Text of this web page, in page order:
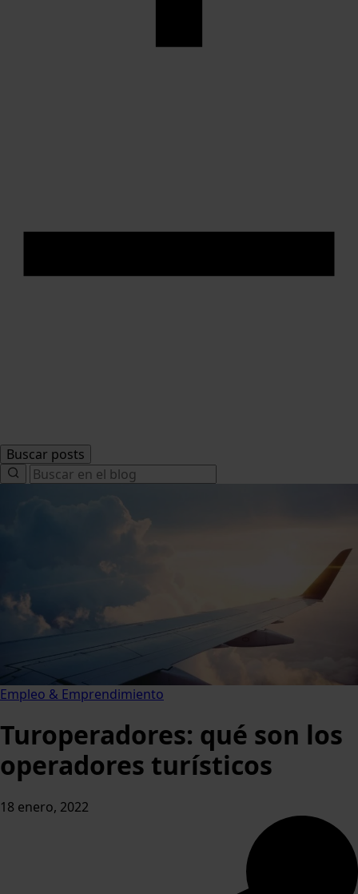
Buscar posts
Search
for:
Empleo & Emprendimiento
Turoperadores: qué son los
operadores turísticos
18 enero, 2022